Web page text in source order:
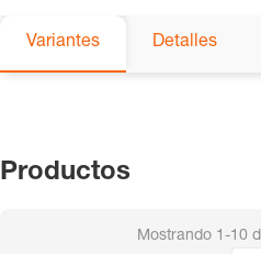
Variantes Detalles
Productos
Mostrando 1-10